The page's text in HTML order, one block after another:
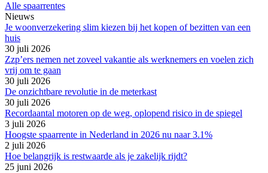
Alle spaarrentes
Nieuws
Je woonverzekering slim kiezen bij het kopen of bezitten van een
huis
30 juli 2026
Zzp’ers nemen net zoveel vakantie als werknemers en voelen zich
vrij om te gaan
30 juli 2026
De onzichtbare revolutie in de meterkast
30 juli 2026
Recordaantal motoren op de weg, oplopend risico in de spiegel
3 juli 2026
Hoogste spaarrente in Nederland in 2026 nu naar 3.1%
2 juli 2026
Hoe belangrijk is restwaarde als je zakelijk rijdt?
25 juni 2026